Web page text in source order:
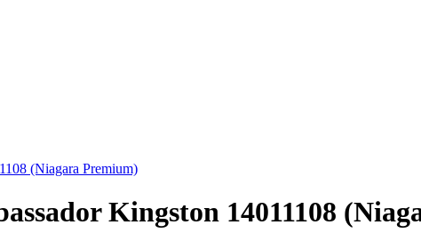
(Niagara Premium)
Kingston 14011108